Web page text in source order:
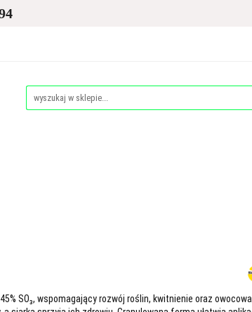
SO₃, wspomagający rozwój roślin, kwitnienie oraz